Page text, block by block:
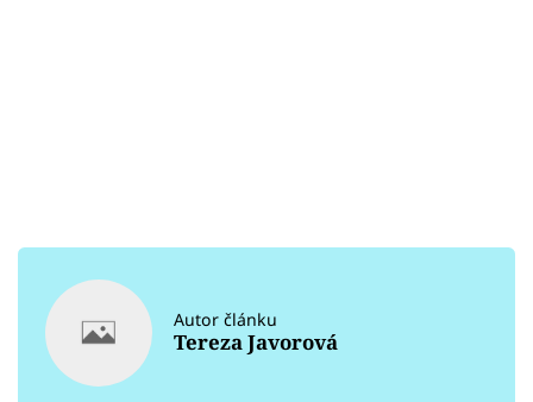
Autor článku
Tereza Javorová